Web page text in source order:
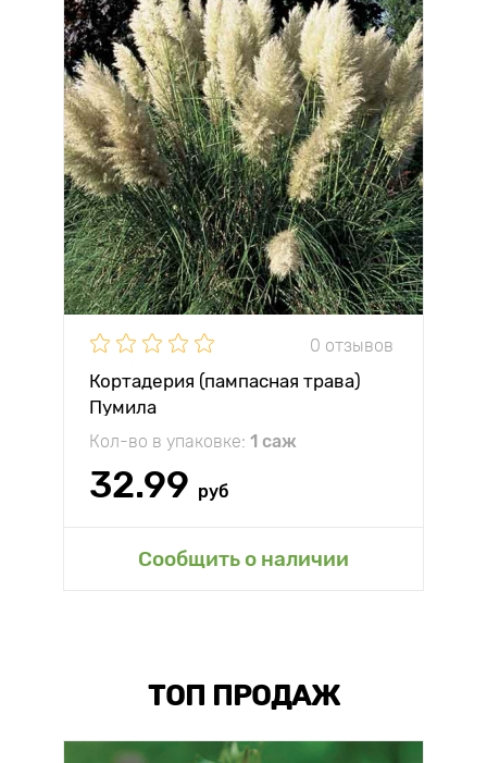
0 отзывов
Кортадерия (пампасная трава)
Пумила
Кол-во в упаковке: 1 саж
32.99 руб
Сообщить о наличии
ТОП ПРОДАЖ